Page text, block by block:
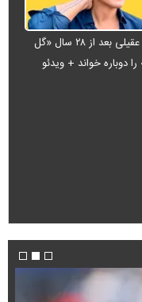
شادمهر عقیلی بعد از ۲۸ سال «گل
دوباره خواند + ویدئو